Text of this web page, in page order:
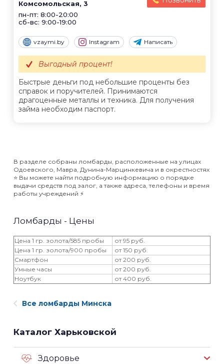
Комсомольская, 3
пн-пт: 8:00-20:00
сб-вс: 9:00-19:00
vzaymi.by Instagram Написать
Быстрые деньги под небольшие проценты без
справок и поручителей. Принимаются
драгоценные металлы и техника. Для получения
займа необходим паспорт.
Выгодный процент!
В разделе собраны ломбарды, расположенные на улицах
Одоевского, Мавра, Дунина-Марцинкевича и в окрестностях
⭐️ Вы можете найти подробную информацию о порядке
выдачи средств под залог, а также адреса, телефоны и время
работы учреждений ⚡️
Ломбарды - Цены
Цена 1 гр. золота/585 пробы
от 95 руб.
Цена 1 гр. золота/900 пробы
от 150 руб.
Смартфон
от 200 руб.
Умные часы
от 200 руб.
Ноутбук
от 400 руб.
Все ломбарды Минска
Каталог Харьковской
Здоровье